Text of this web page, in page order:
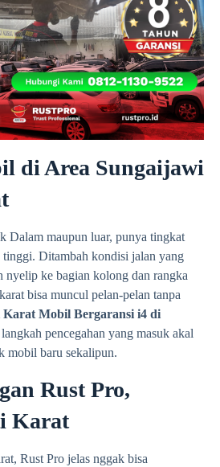
di Area Sungaijawi
Dalam maupun luar, punya tingkat
Ditambah kondisi jalan yang
nyelip ke bagian kolong dan rangka
bisa muncul pelan-pelan tanpa
Mobil Bergaransi i4 di
pencegahan yang masuk akal
mobil baru sekalipun.
Rust Pro,
Karat
Rust Pro jelas nggak bisa